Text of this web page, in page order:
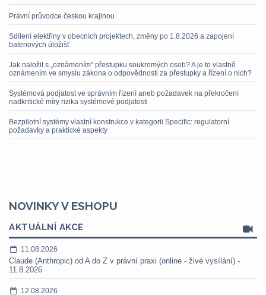
Právní průvodce českou krajinou
Sdílení elektřiny v obecních projektech, změny po 1.8.2026 a zapojení
bateriových úložišť
Jak naložit s „oznámením“ přestupku soukromých osob? A je to vlastně
oznámením ve smyslu zákona o odpovědnosti za přestupky a řízení o nich?
Systémová podjatost ve správním řízení aneb požadavek na překročení
nadkritické míry rizika systémové podjatosti
Bezpilotní systémy vlastní konstrukce v kategorii Specific: regulatorní
požadavky a praktické aspekty
NOVINKY V ESHOPU
AKTUÁLNÍ AKCE
11.08.2026
Claude (Anthropic) od A do Z v právní praxi (online - živé vysílání) -
11.8.2026
12.08.2026